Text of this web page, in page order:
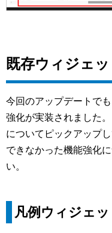
既存ウィジェ
今回のアップデートで
強化が実装されました
についてピックアップ
できなかった機能強化に
い。
凡例ウィジェッ